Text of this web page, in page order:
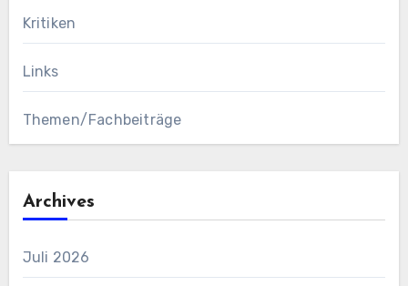
Kritiken
Links
Themen/Fachbeiträge
Archives
Juli 2026